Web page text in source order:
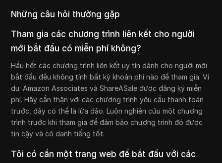
Những câu hỏi thường gặp
Tham gia các chương trình liên kết cho người
mới bắt đầu có miễn phí không?
Hầu hết các chương trình liên kết uy tín dành cho người mới
bắt đầu đều không tính bất kỳ khoản phí nào để tham gia. Ví
dụ: Amazon Associates và ShareASale được đăng ký miễn
phí. Hãy cẩn thận với các chương trình yêu cầu thanh toán
trước, đây có thể là lừa đảo. Luôn nghiên cứu một chương
trình trước khi tham gia để đảm bảo chương trình đó được
tin cậy và có danh tiếng tốt.
Tôi có cần một trang web để bắt đầu với các